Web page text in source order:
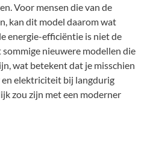
Voor mensen die van de
kan dit model daarom wat
energie-efficiëntie is niet de
nieuwere modellen die
wat betekent dat je misschien
elektriciteit bij langdurig
zou zijn met een moderner